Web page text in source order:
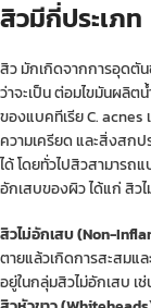
สิวมีกี่ประเภท
สิว มักเกิดจากการอุดตั
ว่าจะเป็น ต่อมไขมันผลิต
ของแบคทีเรีย C.
ความเครียด และสิ่งสก
ได้ โดยทั่วไปสิวสามาร
อักเสบของผิว ได้แก่ สิว
สิวไม่อักเสบ (Non-
ตายแล้วเกิดการสะสมแ
อยู่ในกลุ่มสิวไม่อักเสบ เ